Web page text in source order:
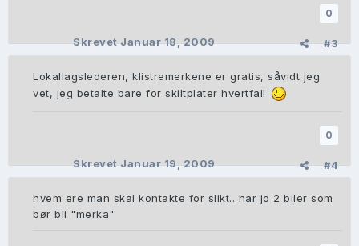
0
#3
SkrevetJanuar 18, 2009
Lokallagslederen, klistremerkene er gratis, såvidt jeg
vet, jeg betalte bare for skiltplater hvertfall
0
#4
SkrevetJanuar 19, 2009
hvem ere man skal kontakte for slikt.. har jo 2 biler som
bør bli "merka"